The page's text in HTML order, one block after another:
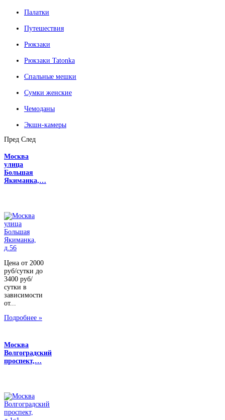
Палатки
Путешествия
Рюкзаки
Рюкзаки Tatonka
Спальные мешки
Сумки женские
Чемоданы
Экшн-камеры
Пред След
Москва
улица
Большая
Якиманка,…
Цена от 2000
руб/сутки до
3400 руб/
сутки в
зависимости
от...
Подробнее »
Москва
Волгоградский
проспект,…